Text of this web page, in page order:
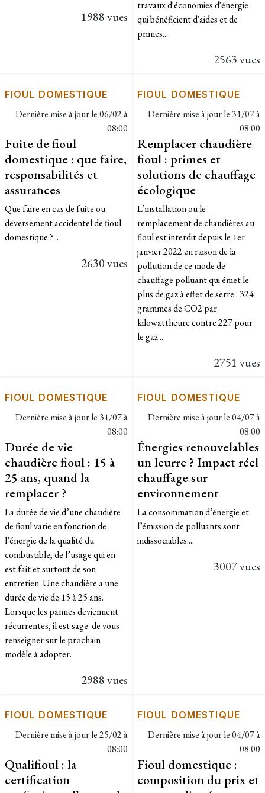
1988 vues
travaux d'économies d'énergie
qui bénéficient d'aides et de
primes....
2563 vues
FIOUL DOMESTIQUE
Dernière mise à jour le06/02 à
08:00
Fuite de fioul
domestique : que faire,
responsabilités et
assurances
Que faire en cas de fuite ou
déversement accidentel de fioul
domestique ?...
2630 vues
FIOUL DOMESTIQUE
Dernière mise à jour le 31/07 à
08:00
Remplacer chaudière
fioul : primes et
solutions de chauffage
écologique
L’installation ou le
remplacement de chaudières au
fioul est interdit depuis le 1er
janvier 2022 en raison de la
pollution de ce mode de
chauffage polluant qui émet le
plus de gaz à effet de serre : 324
grammes de CO2 par
kilowattheure contre 227 pour
le gaz....
2751 vues
FIOUL DOMESTIQUE
Dernière mise à jour le 31/07 à
08:00
Durée de vie
chaudière fioul : 15 à
25 ans, quand la
remplacer ?
La durée de vie d’une chaudière
de fioul varie en fonction de
l’énergie de la qualité du
combustible, de l’usage qui en
est fait et surtout de son
entretien. Une chaudière a une
durée de vie de 15 à 25 ans.
Lorsque les pannes deviennent
récurrentes, il est sage de vous
renseigner sur le prochain
modèle à adopter.
2988 vues
FIOUL DOMESTIQUE
Dernière mise à jour le04/07 à
08:00
Énergies renouvelables
un leurre ? Impact réel
chauffage sur
environnement
La consommation d’énergie et
l’émission de polluants sont
indissociables....
3007 vues
FIOUL DOMESTIQUE
Dernière mise à jour le25/02 à
08:00
Qualifioul : la
certification
FIOUL DOMESTIQUE
Dernière mise à jour le04/07 à
08:00
Fioul domestique :
composition du prix et